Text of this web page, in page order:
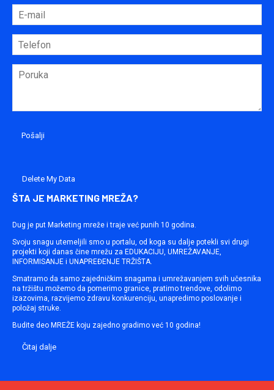
Delete My Data
ŠTA JE MARKETING MREŽA?
Dug je put Marketing mreže i traje već punih 10 godina.
Svoju snagu utemeljili smo u portalu, od koga su dalje potekli svi drugi
projekti koji danas čine mrežu za EDUKACIJU, UMREŽAVANJE,
INFORMISANJE i UNAPREĐENJE TRŽIŠTA.
Smatramo da samo zajedničkim snagama i umrežavanjem svih učesnika
na tržištu možemo da pomerimo granice, pratimo trendove, odolimo
izazovima, razvijemo zdravu konkurenciju, unapredimo poslovanje i
položaj struke.
Budite deo MREŽE koju zajedno gradimo već 10 godina!
Čitaj dalje